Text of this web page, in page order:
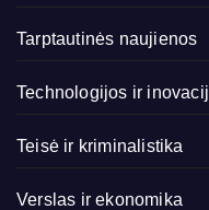
Tarptautinės naujienos
Technologijos ir
Teisė ir kriminalistika
Verslas ir ekonomika